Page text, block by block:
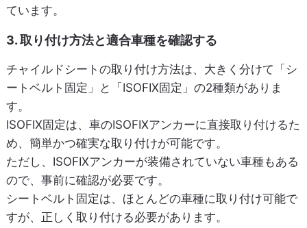
ています。
3. 取り付け方法と適合車種を確認する
チャイルドシートの取り付け方法は、大きく分けて「シ
ートベルト固定」と「ISOFIX固定」の2種類がありま
す。
ISOFIX固定は、車のISOFIXアンカーに直接取り付けるた
め、簡単かつ確実な取り付けが可能です。
ただし、ISOFIXアンカーが装備されていない車種もある
ので、事前に確認が必要です。
シートベルト固定は、ほとんどの車種に取り付け可能で
すが、正しく取り付ける必要があります。